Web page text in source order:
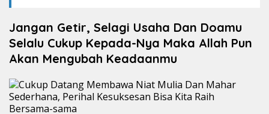
Jangan Getir, Selagi Usaha Dan Doamu
Selalu Cukup Kepada-Nya Maka Allah Pun
Akan Mengubah Keadaanmu